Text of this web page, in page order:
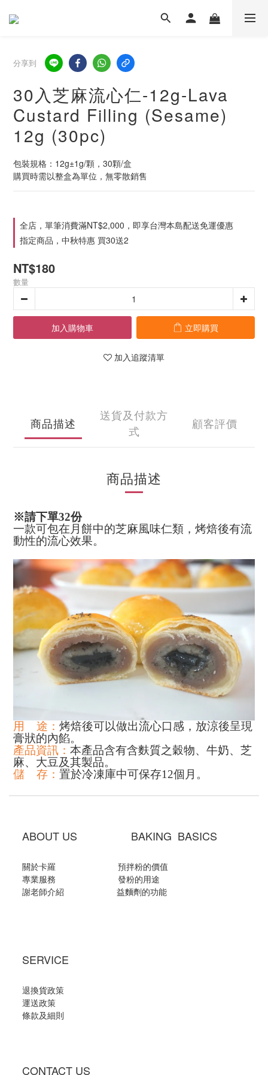
分享到
30入芝麻流心仁-12g-Lava
Custard Filling (Sesame)
12g (30pc)
包裝規格：12g±1g/顆，30顆/盒
購買時需以整盒為單位，無零散銷售
全店，單筆消費滿NT$2,000，即享台灣本島配送免運優惠
指定商品，中秋特惠 買30送2
NT$180
數量
加入購物車 立即購買
加入追蹤清單
商品描述
送貨及付款方
式
顧客評價
商品描述
※請下單32份
一款可包在月餅中的芝麻風味仁類，烤焙後有流
動性的流心效果。
用 途： 烤焙後可以做出流心口感，放涼後呈現
膏狀的內餡。
產品資訊： 本產品含有含麩質之穀物、牛奶、芝
麻、大豆及其製品。
儲
存： 置於冷凍庫中可保存12個月。
ABOUT US BAKING BASICS
關於卡羅
預拌粉的價值
專業服務
發粉的用途
謝老師介紹
益麵劑的功能
SERVICE
退換貨政策
運送政策
條款及細則
CONTACT US